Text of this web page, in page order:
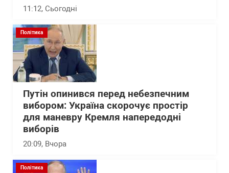
11:12, Сьогодні
Політика
Путін опинився перед небезпечним
вибором: Україна скорочує простір
для маневру Кремля напередодні
виборів
20:09, Вчора
Політика